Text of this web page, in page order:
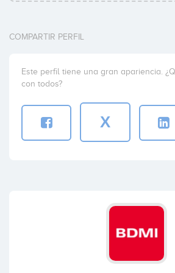
Coinversiones: 1
Coinversiones: 1
Kennet Partners
COMPARTIR PERFIL
Este perfil tiene una gran apariencia.
con todos?
X